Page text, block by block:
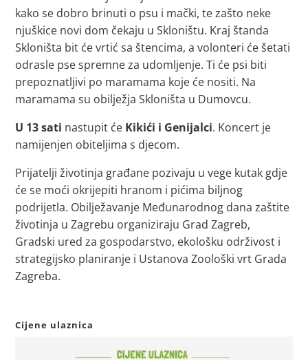
kako se dobro brinuti o psu i mački, te zašto neke
njuškice novi dom čekaju u Skloništu. Kraj štanda
Skloništa bit će vrtić sa štencima, a volonteri će šetati
odrasle pse spremne za udomljenje. Ti će psi biti
prepoznatljivi po maramama koje će nositi. Na
maramama su obilježja Skloništa u Dumovcu.
U 13 sati nastupit će Kikići i Genijalci. Koncert je
namijenjen obiteljima s djecom.
Prijatelji životinja građane pozivaju u vege kutak gdje
će se moći okrijepiti hranom i pićima biljnog
podrijetla. Obilježavanje Međunarodnog dana zaštite
životinja u Zagrebu organiziraju Grad Zagreb,
Gradski ured za gospodarstvo, ekološku održivost i
strategijsko planiranje i Ustanova Zoološki vrt Grada
Zagreba.
Cijene ulaznica